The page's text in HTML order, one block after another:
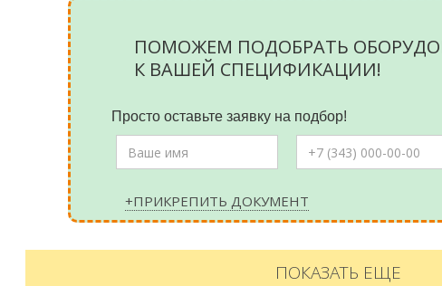
ПОМОЖЕМ ПОДОБРАТЬ
К ВАШЕЙ СПЕЦИФИКАЦИИ!
Просто оставьте заявку на подбор!
+ПРИКРЕПИТЬ ДОКУМЕНТ
ПОКАЗАТЬ ЕЩЕ